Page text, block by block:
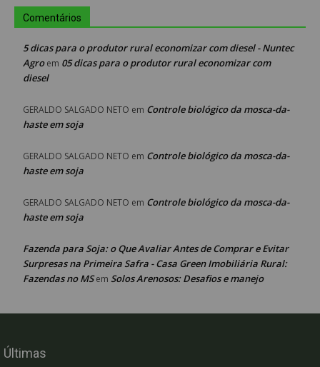
Comentários
5 dicas para o produtor rural economizar com diesel - Nuntec
Agroem 05 dicas para o produtor rural economizar com
diesel
GERALDO SALGADO NETO em Controle biológico da mosca-da-
haste em soja
GERALDO SALGADO NETO em Controle biológico da mosca-da-
haste em soja
GERALDO SALGADO NETO em Controle biológico da mosca-da-
haste em soja
Fazenda para Soja: o Que Avaliar Antes de Comprar e Evitar
Surpresas na Primeira Safra - Casa Green Imobiliária Rural:
Fazendas no MSem Solos Arenosos: Desafios e manejo
Últimas